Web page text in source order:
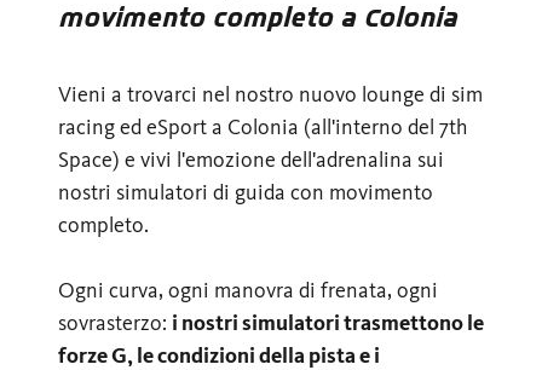
movimento completo a Colonia
Vieni a trovarci nel nostro nuovo lounge di sim
racing ed eSport a Colonia (all'interno del 7th
Space) e vivi l'emozione dell'adrenalina sui
nostri simulatori di guida con movimento
completo.
Ogni curva, ogni manovra di frenata, ogni
sovrasterzo: i nostri simulatori trasmettono le
forze G, le condizioni della pista e i